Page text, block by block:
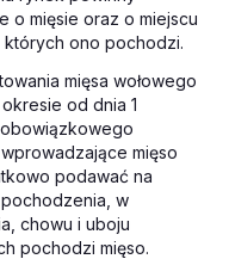
o mięsie oraz o miejscu
ono pochodzi.
mięsa wołowego
od dnia 1
mięso
podawać na
w
chowu i uboju
pochodzi mięso.